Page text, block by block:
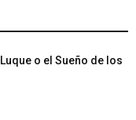
o el Sueño de los